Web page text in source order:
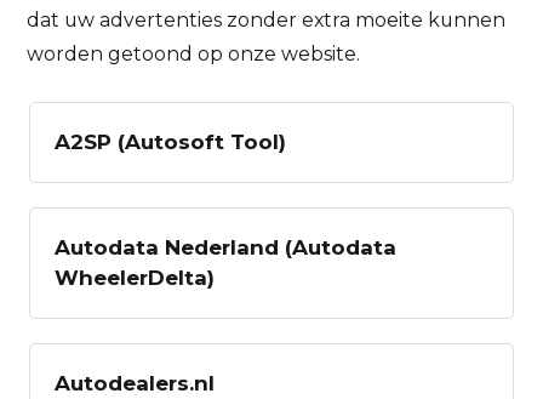
dat uw advertenties zonder extra moeite kunnen
worden getoond op onze website.
A2SP (Autosoft Tool)
Autodata Nederland (Autodata
WheelerDelta)
Autodealers.nl